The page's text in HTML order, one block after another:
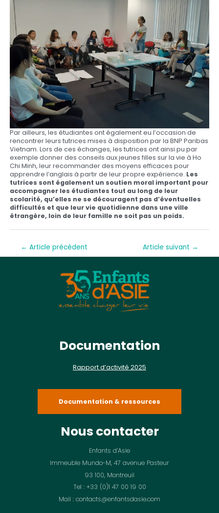
Par ailleurs, les étudiantes ont également eu l’occasion de
rencontrer leurs tutrices mises à disposition par la BNP Paribas
Vietnam. Lors de ces échanges, les tutrices ont ainsi pu par
exemple donner des conseils aux jeunes filles sur la vie à Ho
Chi Minh, leur recommander des moyens efficaces pour
apprendre l’anglais à partir de leur propre expérience. Les
tutrices sont également un soutien moral important pour
accompagner les étudiantes tout au long de leur
scolarité, qu’elles ne se découragent pas d’éventuelles
difficultés et que leur vie quotidienne dans une ville
étrangère, loin de leur famille ne soit pas un poids.
← Article précédent Article suivant →
Documentation
Rapport d’activité 2025
Documentation & ressources
Nous contacter
Enfants d’Asie
Immeuble Mundo-M, 47 avenue Pasteur
93 100, Montreuil
Tel : +33 (0)1 47 00 19 00
Mail : contacts@enfantsdasie.com